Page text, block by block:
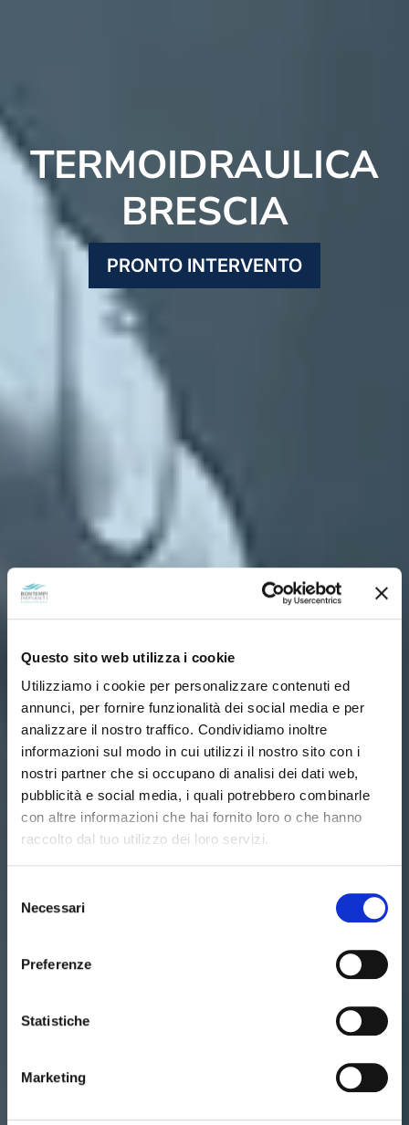
Questo sito web utilizza i cookie
Utilizziamo i cookie per personalizzare contenuti ed
annunci, per fornire funzionalità dei social media e per
analizzare il nostro traffico. Condividiamo inoltre
informazioni sul modo in cui utilizzi il nostro sito con i
nostri partner che si occupano di analisi dei dati web,
pubblicità e social media, i quali potrebbero combinarle
con altre informazioni che hai fornito loro o che hanno
raccolto dal tuo utilizzo dei loro servizi.
delNecessari
Preferenze
Statistiche
Marketing
TERMOIDRAULICA
BRESCIA
PRONTO INTERVENTO